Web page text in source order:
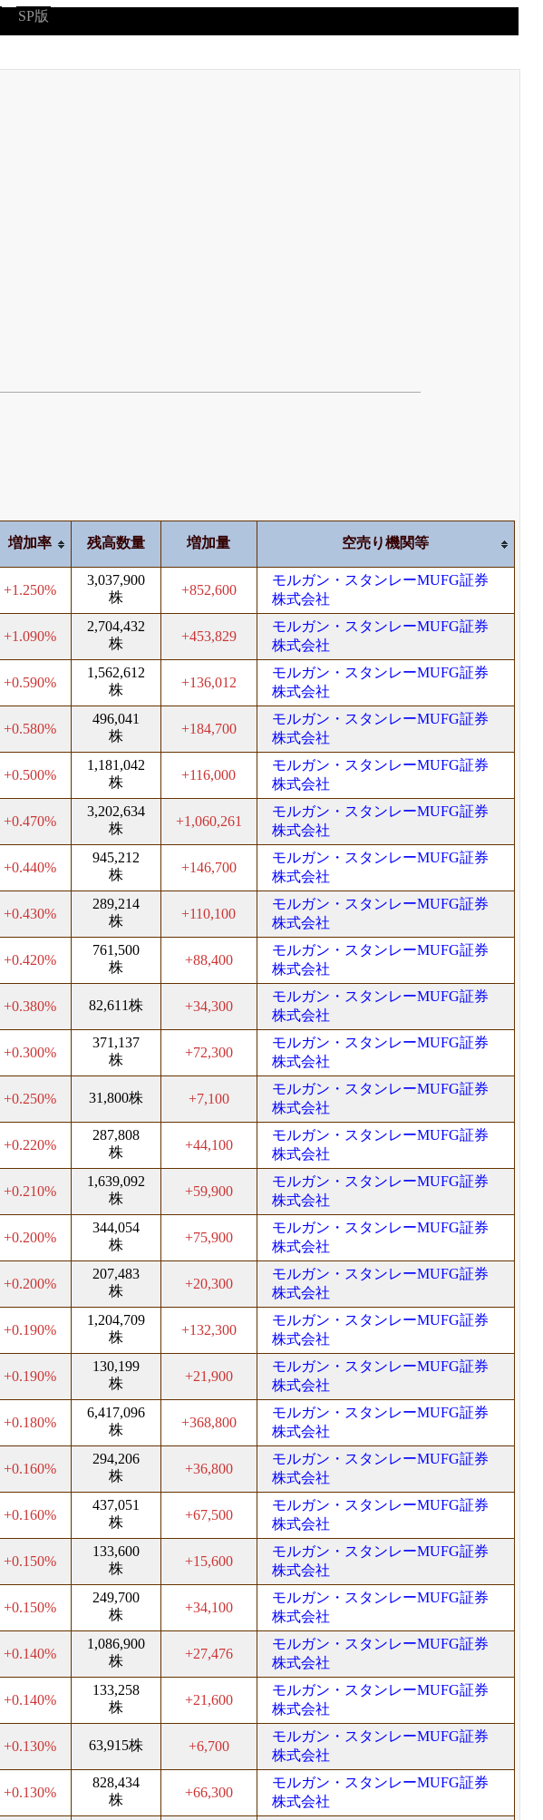
SP版
増加率 残高数量 増加量 空売り機関等
+1.250%
3,037,900
株
+852,600
モルガン・スタンレーMUFG証券
株式会社
+1.090%
2,704,432
株
+453,829
モルガン・スタンレーMUFG証券
株式会社
+0.590%
1,562,612
株
+136,012
モルガン・スタンレーMUFG証券
株式会社
+0.580%
496,041
株
+184,700
モルガン・スタンレーMUFG証券
株式会社
+0.500%
1,181,042
株
+116,000
モルガン・スタンレーMUFG証券
株式会社
+0.470%
3,202,634
株
+1,060,261
モルガン・スタンレーMUFG証券
株式会社
+0.440%
945,212
株
+146,700
モルガン・スタンレーMUFG証券
株式会社
+0.430%
289,214
株
+110,100
モルガン・スタンレーMUFG証券
株式会社
+0.420%
761,500
株
+88,400
モルガン・スタンレーMUFG証券
株式会社
+0.380% 82,611株 +34,300
モルガン・スタンレーMUFG証券
株式会社
+0.300%
371,137
株
+72,300
モルガン・スタンレーMUFG証券
株式会社
+0.250% 31,800株 +7,100
モルガン・スタンレーMUFG証券
株式会社
+0.220%
287,808
株
+44,100
モルガン・スタンレーMUFG証券
株式会社
+0.210%
1,639,092
株
+59,900
モルガン・スタンレーMUFG証券
株式会社
+0.200%
344,054
株
+75,900
モルガン・スタンレーMUFG証券
株式会社
+0.200%
207,483
株
+20,300
モルガン・スタンレーMUFG証券
株式会社
+0.190%
1,204,709
株
+132,300
モルガン・スタンレーMUFG証券
株式会社
+0.190%
130,199
株
+21,900
モルガン・スタンレーMUFG証券
株式会社
+0.180%
6,417,096
株
+368,800
モルガン・スタンレーMUFG証券
株式会社
+0.160%
294,206
株
+36,800
モルガン・スタンレーMUFG証券
株式会社
+0.160%
437,051
株
+67,500
モルガン・スタンレーMUFG証券
株式会社
+0.150%
133,600
株
+15,600
モルガン・スタンレーMUFG証券
株式会社
+0.150%
249,700
株
+34,100
モルガン・スタンレーMUFG証券
株式会社
+0.140%
1,086,900
株
+27,476
モルガン・スタンレーMUFG証券
株式会社
+0.140%
133,258
株
+21,600
モルガン・スタンレーMUFG証券
株式会社
+0.130% 63,915株 +6,700
モルガン・スタンレーMUFG証券
株式会社
+0.130%
828,434
株
+66,300
モルガン・スタンレーMUFG証券
株式会社